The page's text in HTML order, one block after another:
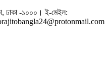
ঢাকা -১০০০। ই-‌মেইল: